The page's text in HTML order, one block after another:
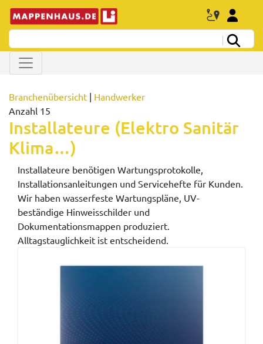
Branchenübersicht | Handwerker
Anzahl 15
Installateure (Elektro Sanitär
Klima…)
Installateure benötigen Wartungsprotokolle,
Installationsanleitungen und Servicehefte für Kunden.
Wir haben wasserfeste Wartungspläne, UV-
beständige Hinweisschilder und
Dokumentationsmappen produziert.
Alltagstauglichkeit ist entscheidend.